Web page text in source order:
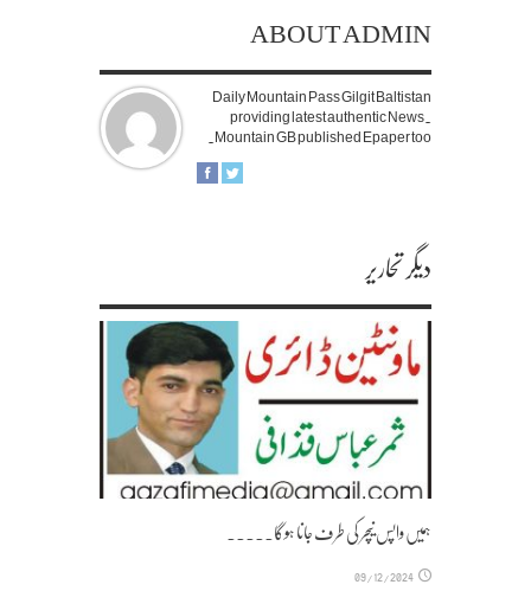
ABOUT ADMIN
Daily Mountain Pass Gilgit Baltistan
providing latest authentic News.
Mountain GB published Epaper too.
دیگر تحاریر
ہمیں واپس نیچر کی طرف جانا ہوگا۔۔۔۔۔
09/12/2024